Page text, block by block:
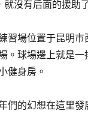
沒有后面的援助
習場位置于昆明
。球場邊上就是
健身房。
們的幻想在這里發